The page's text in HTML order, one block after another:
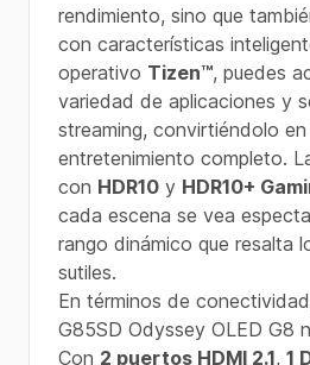
rendimiento, sino que
con características
operativo Tizen™, puedes
variedad de aplicaciones y
streaming, convirtiéndolo
entretenimiento completo.
con HDR10 y HDR10+
cada escena se vea
rango dinámico que resalta
sutiles.
En términos de
G85SD Odyssey OLED G8
Con 2 puertos HDMI 2.1, 1